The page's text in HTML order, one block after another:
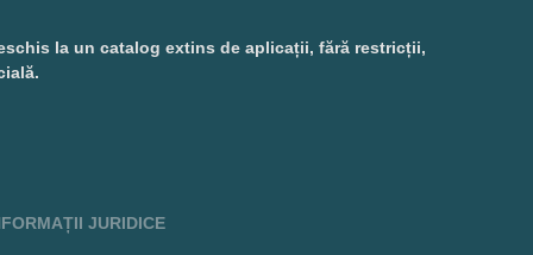
la un catalog extins de aplicații, fără restricții,
JURIDICE